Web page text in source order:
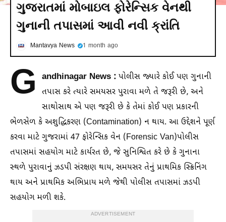
ગુજરાતમાં મોબાઇલ ફોરેન્સિક વેનથી
ગુનાની તપાસમાં આવી નવી ક્રાંતિ
Mantavya News 1 month ago
G andhinagar News : પોલીસ જ્યારે કોઈ પણ ગુનાની
તપાસ કરે ત્યારે સમયસર પુરાવા મળે તે જરૂરી છે, અને
સાથોસાથ એ પણ જરૂરી છે કે તેમાં કોઈ પણ પ્રકારની
ભેળસેળ કે અશુદ્ધિકરણ (Contamination) ન થાય. આ ઉદ્દેશને પૂર્ણ
કરવા માટે ગુજરામાં 47 ફોરેન્સિક વેન (Forensic Van)પોલીસ
તપાસમાં સહયોગ માટે કાર્યરત છે, જે સુનિશ્વિત કરે છે કે ગુનાના
સ્થળે પુરાવાનું ઝડપી સંરક્ષણ થાય, સમયસર તેનું પ્રાથમિક સ્ક્રિનિંગ
થાય અને પ્રાથમિક અભિપ્રાય મળે જેથી પોલીસ તપાસમાં ઝડપી
સહયોગ મળી શકે.
ADVERTISEMENT